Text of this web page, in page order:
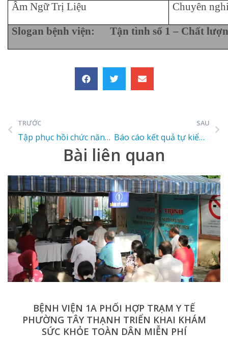
Âm Ngữ Trị Liệu
Chuyên
Slogan bệnh viện: Tận tình số 1 – Chất
TRƯỚC
Tập phục hồi chức năng cho trẻ em bị bại não, co rút gót chân.
SAU
Báo cáo kết quả tự kiểm tra, đánh giá clbv năm 2020
Bài liên quan
BỆNH VIỆN 1A PHỐI HỢP TRẠM Y TẾ
PHƯỜNG TÂY THẠNH TRIỂN KHAI KHÁM
SỨC KHỎE TOÀN DÂN MIỄN PHÍ